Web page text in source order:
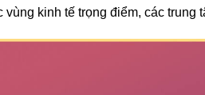
kinh tế trọng điểm, các